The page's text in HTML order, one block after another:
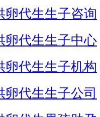
卵代生生子咨询
卵代生生子中心
卵代生生子机构
卵代生生子公司